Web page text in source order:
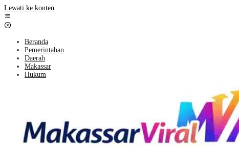
Lewati ke konten
Beranda
Pemerintahan
Daerah
Makassar
Hukum